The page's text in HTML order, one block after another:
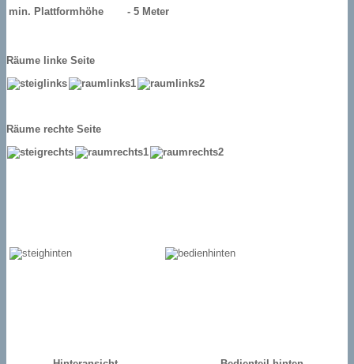
min. Plattformhöhe
- 5 Meter
Räume linke Seite
Räume rechte Seite